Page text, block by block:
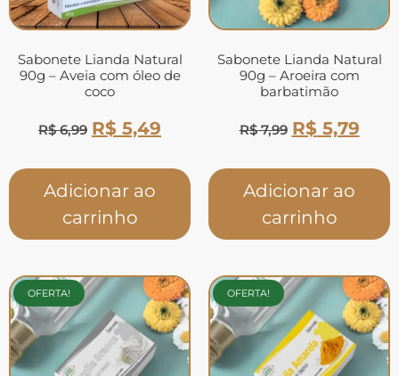
Sabonete Lianda Natural
90g – Aveia com óleo de
coco
R$6,99 R$ 5,49
Adicionar ao
carrinho
Sabonete Lianda Natural
90g – Aroeira com
barbatimão
R$7,99 R$5,79
Adicionar ao
carrinho
OFERTA! OFERTA!